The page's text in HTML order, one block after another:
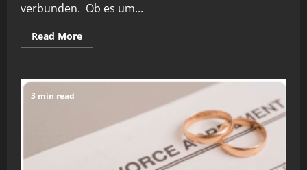
verbunden. Ob es um...
Read MoreRead
more
Wahl
der
Suche
3 min read